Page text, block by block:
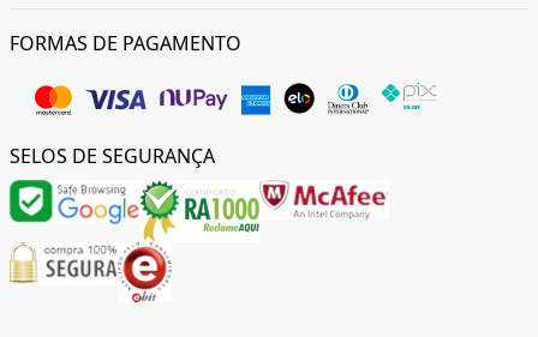
FORMAS DE PAGAMENTO
SELOS DE SEGURANÇA